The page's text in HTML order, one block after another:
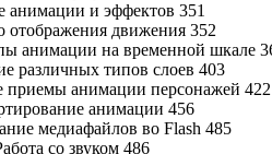
и эффектов 351
движения 352
анимации на временной шкале
типов слоев 403
анимации персонажей 422
анимации 456
медиафайлов во Flash 485
со звуком 486